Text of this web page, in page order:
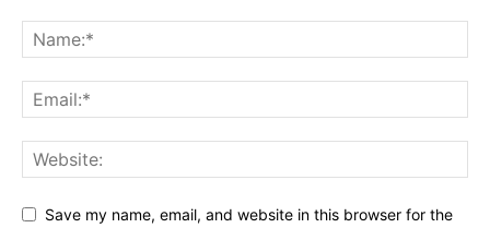
Save my name, email, and website in this browser for the